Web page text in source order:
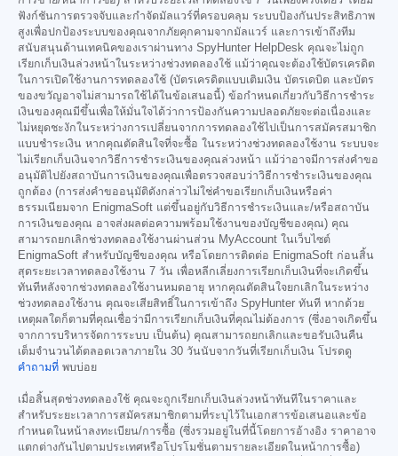
ฟังก์ชันการตรวจจับและกำจัดมัลแวร์ที่ครอบคลุม ระบบป้องกันประสิทธิภาพ
สูงเพื่อปกป้องระบบของคุณจากภัยคุกคามจากมัลแวร์ และการเข้าถึงทีม
สนับสนุนด้านเทคนิคของเราผ่านทาง SpyHunter HelpDesk คุณจะไม่ถูก
เรียกเก็บเงินล่วงหน้าในระหว่างช่วงทดลองใช้ แม้ว่าคุณจะต้องใช้บัตรเครดิต
ในการเปิดใช้งานการทดลองใช้ (บัตรเครดิตแบบเติมเงิน บัตรเดบิต และบัตร
ของขวัญอาจไม่สามารถใช้ได้ในข้อเสนอนี้) ข้อกำหนดเกี่ยวกับวิธีการชำระ
เงินของคุณมีขึ้นเพื่อให้มั่นใจได้ว่าการป้องกันความปลอดภัยจะต่อเนื่องและ
ไม่หยุดชะงักในระหว่างการเปลี่ยนจากการทดลองใช้ไปเป็นการสมัครสมาชิก
แบบชำระเงิน หากคุณตัดสินใจที่จะซื้อ ในระหว่างช่วงทดลองใช้งาน ระบบจะ
ไม่เรียกเก็บเงินจากวิธีการชำระเงินของคุณล่วงหน้า แม้ว่าอาจมีการส่งคำขอ
อนุมัติไปยังสถาบันการเงินของคุณเพื่อตรวจสอบว่าวิธีการชำระเงินของคุณ
ถูกต้อง (การส่งคำขออนุมัติดังกล่าวไม่ใช่คำขอเรียกเก็บเงินหรือค่า
ธรรมเนียมจาก EnigmaSoft แต่ขึ้นอยู่กับวิธีการชำระเงินและ/หรือสถาบัน
การเงินของคุณ อาจส่งผลต่อความพร้อมใช้งานของบัญชีของคุณ) คุณ
สามารถยกเลิกช่วงทดลองใช้งานผ่านส่วน MyAccount ในเว็บไซต์
EnigmaSoft สำหรับบัญชีของคุณ หรือโดยการติดต่อ EnigmaSoft ก่อนสิ้น
สุดระยะเวลาทดลองใช้งาน 7 วัน เพื่อหลีกเลี่ยงการเรียกเก็บเงินที่จะเกิดขึ้น
ทันทีหลังจากช่วงทดลองใช้งานหมดอายุ หากคุณตัดสินใจยกเลิกในระหว่าง
ช่วงทดลองใช้งาน คุณจะเสียสิทธิ์ในการเข้าถึง SpyHunter ทันที หากด้วย
เหตุผลใดก็ตามที่คุณเชื่อว่ามีการเรียกเก็บเงินที่คุณไม่ต้องการ (ซึ่งอาจเกิดขึ้น
จากการบริหารจัดการระบบ เป็นต้น) คุณสามารถยกเลิกและขอรับเงินคืน
เต็มจำนวนได้ตลอดเวลาภายใน 30 วันนับจากวันที่เรียกเก็บเงิน โปรดดู
คำถามที่ พบบ่อย
เมื่อสิ้นสุดช่วงทดลองใช้ คุณจะถูกเรียกเก็บเงินล่วงหน้าทันทีในราคาและ
สำหรับระยะเวลาการสมัครสมาชิกตามที่ระบุไว้ในเอกสารข้อเสนอและข้อ
กำหนดในหน้าลงทะเบียน/การซื้อ (ซึ่งรวมอยู่ในที่นี้โดยการอ้างอิง ราคาอาจ
แตกต่างกันไปตามประเทศหรือโปรโมชั่นตามรายละเอียดในหน้าการซื้อ)